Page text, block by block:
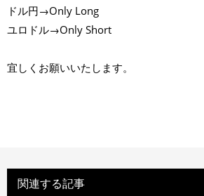
ドル円→Only Long
ユロドル→Only Short
宜しくお願いいたします。
関連する記事